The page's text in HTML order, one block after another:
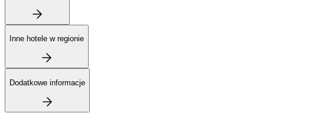
Inne hotele w regionie
Dodatkowe informacje